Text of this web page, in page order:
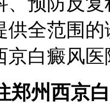
供全范围
京白癜风
郑州西京